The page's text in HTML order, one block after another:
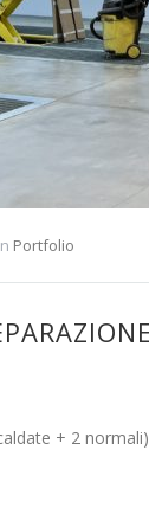
Portfolio
+ 2